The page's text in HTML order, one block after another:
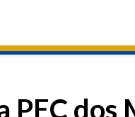
PEC dos